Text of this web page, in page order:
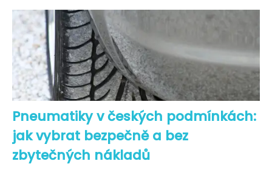
Pneumatiky v českých podmínkách:
jak vybrat bezpečně a bez
zbytečných nákladů